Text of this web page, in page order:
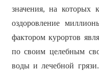
значения, на которых
оздоровление
фактором курортов
по своим целебным
воды и лечебной